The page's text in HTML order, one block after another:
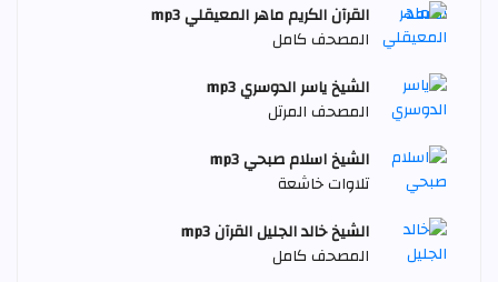
القرآن الكريم ماهر المعيقلي mp3
المصحف كامل
الشيخ ياسر الدوسري mp3
المصحف المرتل
الشيخ اسلام صبحي mp3
تلاوات خاشعة
الشيخ خالد الجليل القرآن mp3
المصحف كامل